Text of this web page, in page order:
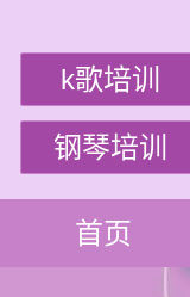
k歌培训
钢琴培训
首页